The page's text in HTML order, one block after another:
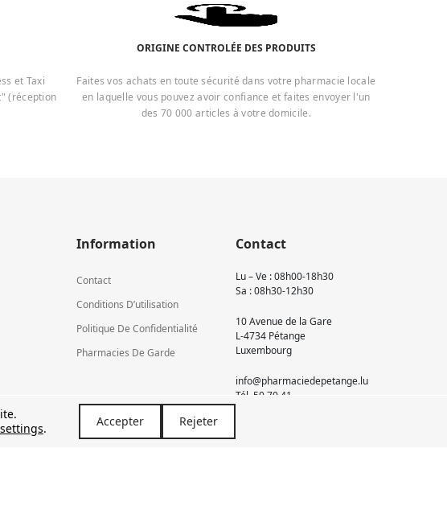
et Taxi
(réception
ORIGINE CONTROLÉE DES PRODUITS
Faites vos achats en toute sécurité dans votre pharmacie locale
en laquelle vous pouvez avoir confiance et faites envoyer l'un
des 70 000 articles à votre domicile.
Information
Contact
Conditions D’utilisation
Politique De Confidentialité
Pharmacies De Garde
Contact
Lu – Ve : 08h00-18h30
Sa : 08h30-12h30
10 Avenue de la Gare
L-4734 Pétange
Luxembourg
info@pharmaciedepetange.lu
Tél. 50 70 41
settings. Accepter Rejeter